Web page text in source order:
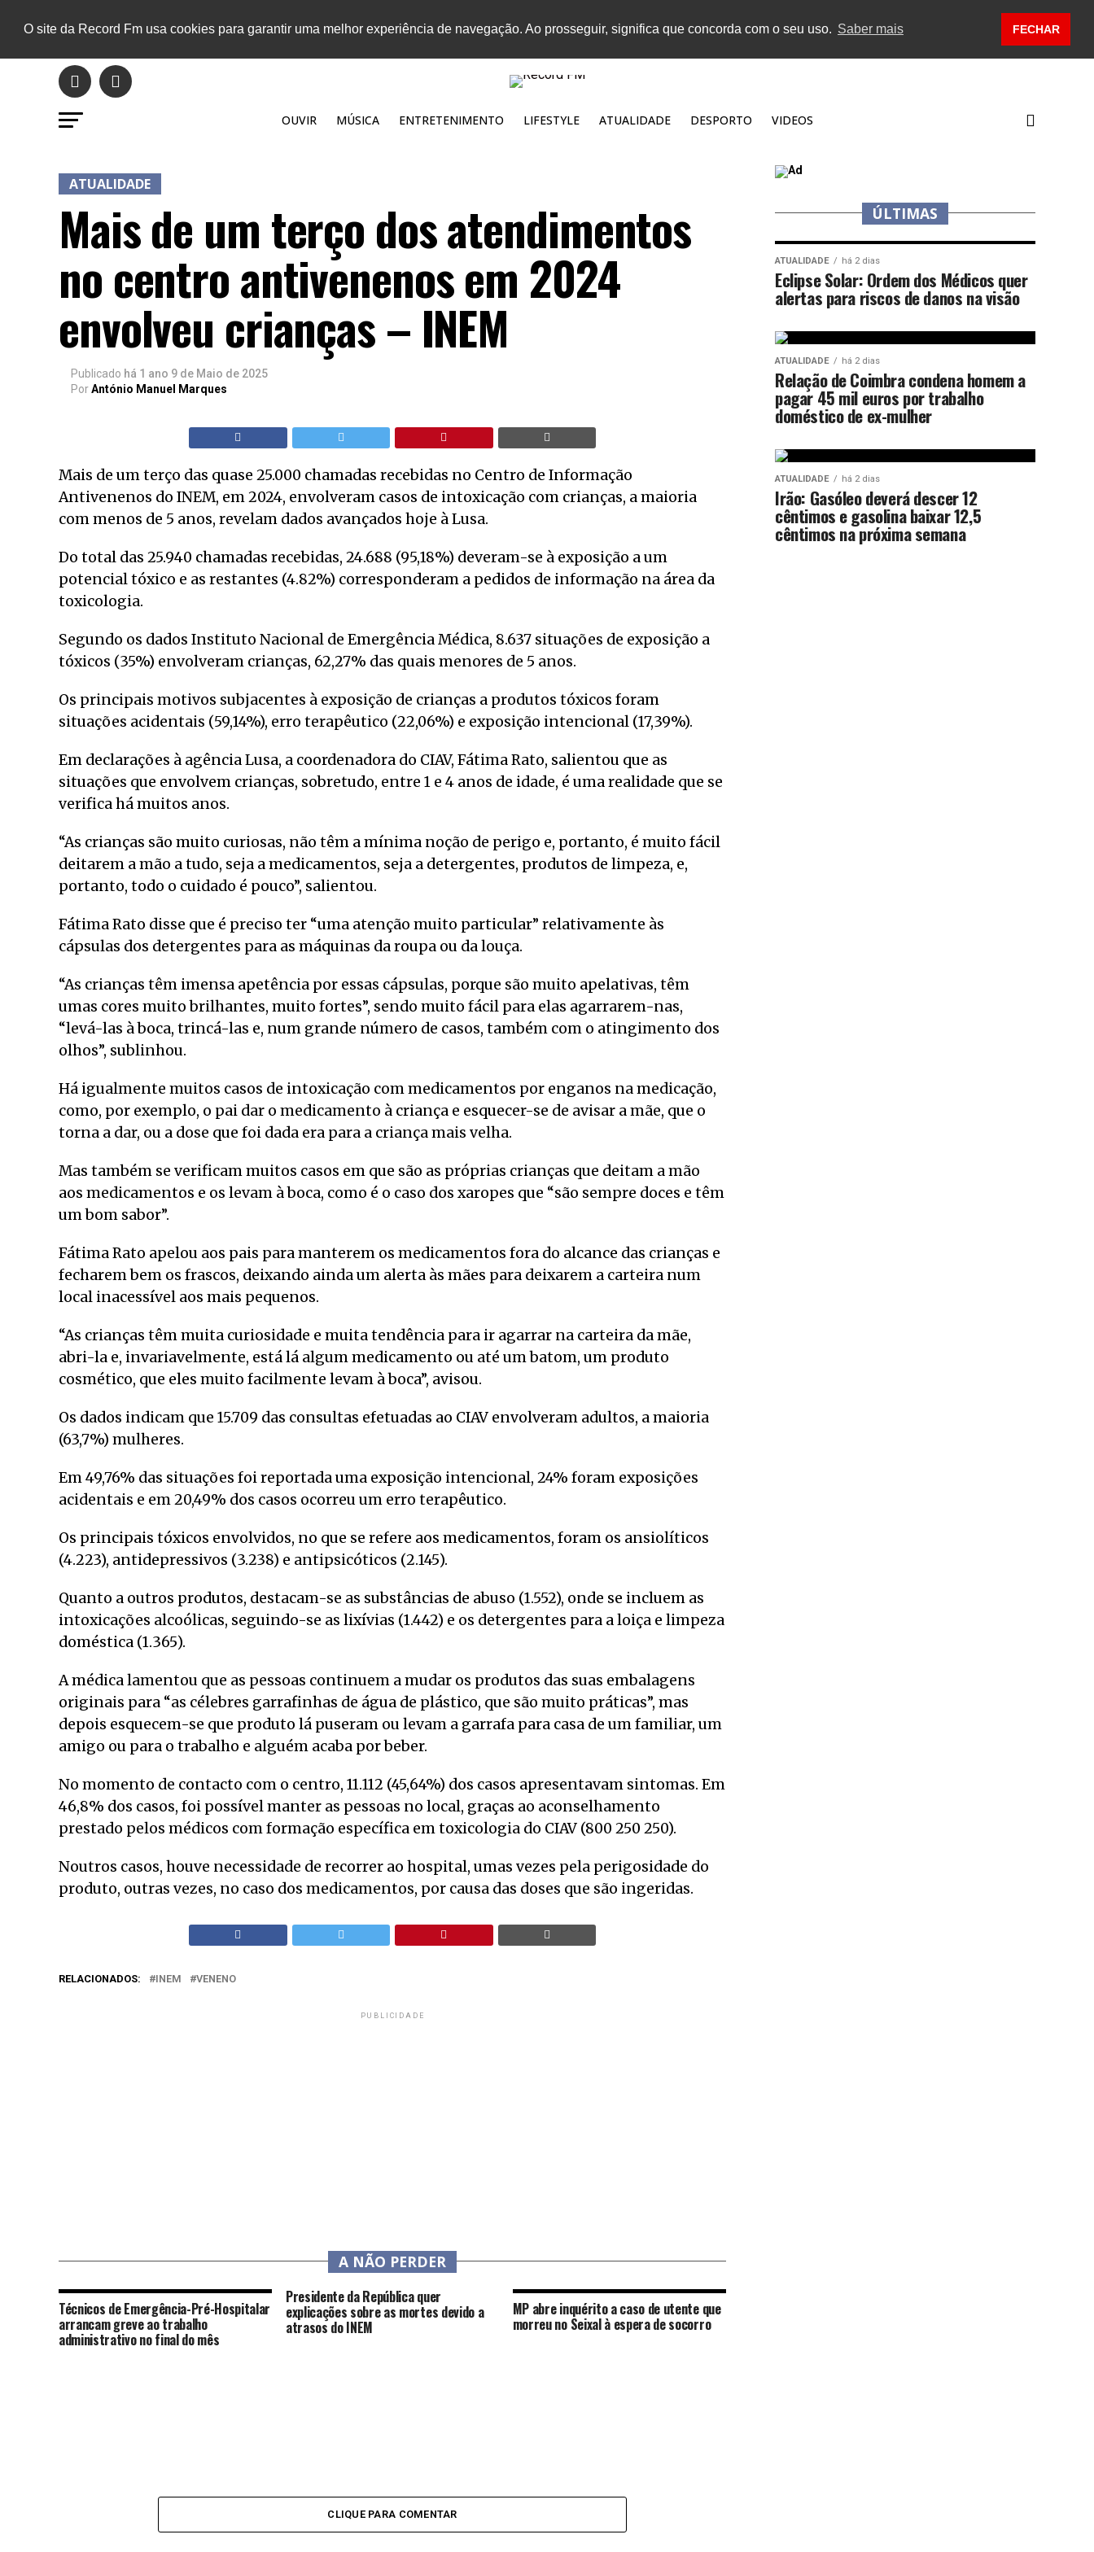
O site da Record Fm usa cookies para garantir uma melhor experiência de navegação. Ao prosseguir, significa que concorda com o seu uso. Saber mais FECHAR
OUVIR MÚSICA ENTRETENIMENTO LIFESTYLE ATUALIDADE DESPORTO VIDEOS
ATUALIDADE
Mais de um terço dos atendimentos
no centro antivenenos em 2024
envolveu crianças – INEM
Publicado há 1 ano 9 de Maio de 2025
PorAntónio Manuel Marques
Mais de um terço das quase 25.000 chamadas recebidas no Centro de Informação
Antivenenos do INEM, em 2024, envolveram casos de intoxicação com crianças, a maioria
com menos de 5 anos, revelam dados avançados hoje à Lusa.
Do total das 25.940 chamadas recebidas, 24.688 (95,18%) deveram-se à exposição a um
potencial tóxico e as restantes (4.82%) corresponderam a pedidos de informação na área da
toxicologia.
Segundo os dados Instituto Nacional de Emergência Médica, 8.637 situações de exposição a
tóxicos (35%) envolveram crianças, 62,27% das quais menores de 5 anos.
Os principais motivos subjacentes à exposição de crianças a produtos tóxicos foram
situações acidentais (59,14%), erro terapêutico (22,06%) e exposição intencional (17,39%).
Em declarações à agência Lusa, a coordenadora do CIAV, Fátima Rato, salientou que as
situações que envolvem crianças, sobretudo, entre 1 e 4 anos de idade, é uma realidade que se
verifica há muitos anos.
“As crianças são muito curiosas, não têm a mínima noção de perigo e, portanto, é muito fácil
deitarem a mão a tudo, seja a medicamentos, seja a detergentes, produtos de limpeza, e,
portanto, todo o cuidado é pouco”, salientou.
Fátima Rato disse que é preciso ter “uma atenção muito particular” relativamente às
cápsulas dos detergentes para as máquinas da roupa ou da louça.
“As crianças têm imensa apetência por essas cápsulas, porque são muito apelativas, têm
umas cores muito brilhantes, muito fortes”, sendo muito fácil para elas agarrarem-nas,
“levá-las à boca, trincá-las e, num grande número de casos, também com o atingimento dos
olhos”, sublinhou.
Há igualmente muitos casos de intoxicação com medicamentos por enganos na medicação,
como, por exemplo, o pai dar o medicamento à criança e esquecer-se de avisar a mãe, que o
torna a dar, ou a dose que foi dada era para a criança mais velha.
Mas também se verificam muitos casos em que são as próprias crianças que deitam a mão
aos medicamentos e os levam à boca, como é o caso dos xaropes que “são sempre doces e têm
um bom sabor”.
Fátima Rato apelou aos pais para manterem os medicamentos fora do alcance das crianças e
fecharem bem os frascos, deixando ainda um alerta às mães para deixarem a carteira num
local inacessível aos mais pequenos.
“As crianças têm muita curiosidade e muita tendência para ir agarrar na carteira da mãe,
abri-la e, invariavelmente, está lá algum medicamento ou até um batom, um produto
cosmético, que eles muito facilmente levam à boca”, avisou.
Os dados indicam que 15.709 das consultas efetuadas ao CIAV envolveram adultos, a maioria
(63,7%) mulheres.
Em 49,76% das situações foi reportada uma exposição intencional, 24% foram exposições
acidentais e em 20,49% dos casos ocorreu um erro terapêutico.
Os principais tóxicos envolvidos, no que se refere aos medicamentos, foram os ansiolíticos
(4.223), antidepressivos (3.238) e antipsicóticos (2.145).
Quanto a outros produtos, destacam-se as substâncias de abuso (1.552), onde se incluem as
intoxicações alcoólicas, seguindo-se as lixívias (1.442) e os detergentes para a loiça e limpeza
doméstica (1.365).
A médica lamentou que as pessoas continuem a mudar os produtos das suas embalagens
originais para “as célebres garrafinhas de água de plástico, que são muito práticas”, mas
depois esquecem-se que produto lá puseram ou levam a garrafa para casa de um familiar, um
amigo ou para o trabalho e alguém acaba por beber.
No momento de contacto com o centro, 11.112 (45,64%) dos casos apresentavam sintomas. Em
46,8% dos casos, foi possível manter as pessoas no local, graças ao aconselhamento
prestado pelos médicos com formação específica em toxicologia do CIAV (800 250 250).
Noutros casos, houve necessidade de recorrer ao hospital, umas vezes pela perigosidade do
produto, outras vezes, no caso dos medicamentos, por causa das doses que são ingeridas.
RELACIONADOS: INEM VENENO
PUBLICIDADE
A NÃO PERDER
Técnicos de Emergência-Pré-Hospitalar
arrancam greve ao trabalho
administrativo no final do mês
Presidente da República quer
explicações sobre as mortes devido a
atrasos do INEM
MP abre inquérito a caso de utente que
morreu no Seixal à espera de socorro
CLIQUE PARA COMENTAR
ÚLTIMAS
ATUALIDADE há 2 dias
Eclipse Solar: Ordem dos Médicos quer
alertas para riscos de danos na visão
ATUALIDADE há 2 dias
Relação de Coimbra condena homem a
pagar 45 mil euros por trabalho
doméstico de ex-mulher
ATUALIDADE há 2 dias
Irão: Gasóleo deverá descer 12
cêntimos e gasolina baixar 12,5
cêntimos na próxima semana